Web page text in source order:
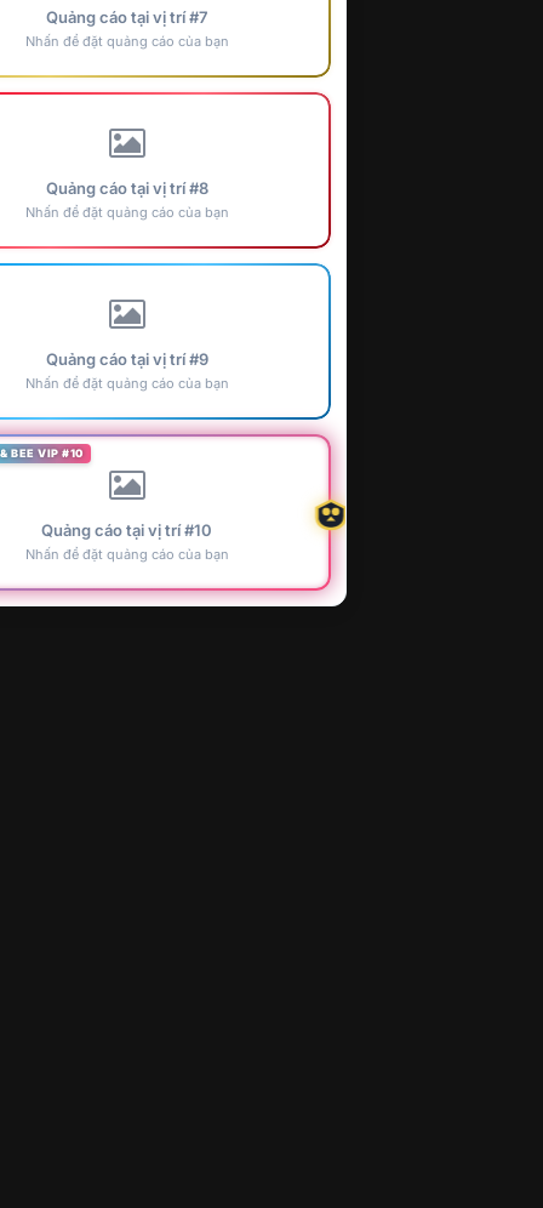
Quảng cáo tại vị trí #7
Nhấn để đặt quảng cáo của bạn
Quảng cáo tại vị trí #8
Nhấn để đặt quảng cáo của bạn
Quảng cáo tại vị trí #9
Nhấn để đặt quảng cáo của bạn
BEE VIP #10
Quảng cáo tại vị trí #10
Nhấn để đặt quảng cáo của bạn